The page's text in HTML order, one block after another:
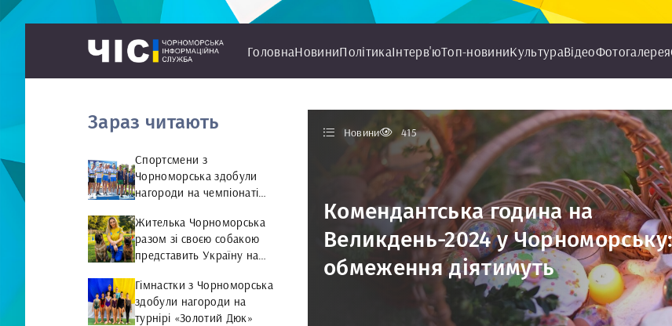
ГоловнаНовиниПолітикаІнтерв'юТоп-новиниКультураВідеоФотогалерея
Новини 415
Комендантська година на
Великдень-2024 у
обмеження діятимуть
Зараз читають
Спортсмени з
Чорноморська здобули
нагороди на чемпіонаті
байдарках і каное
Жителька Чорноморська
разом зі своєю собакою
представить Україну на
світу з Rally Obedience
Гімнастки з Чорноморська
здобули нагороди на
турнірі «Золотий Дюк»